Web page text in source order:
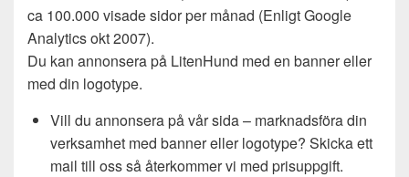
ca 100.000 visade sidor per månad (Enligt Google
Analytics okt 2007).
Du kan annonsera på LitenHund med en banner eller
med din logotype.
Vill du annonsera på vår sida – marknadsföra din
verksamhet med banner eller logotype? Skicka ett
mail till oss så återkommer vi med prisuppgift.